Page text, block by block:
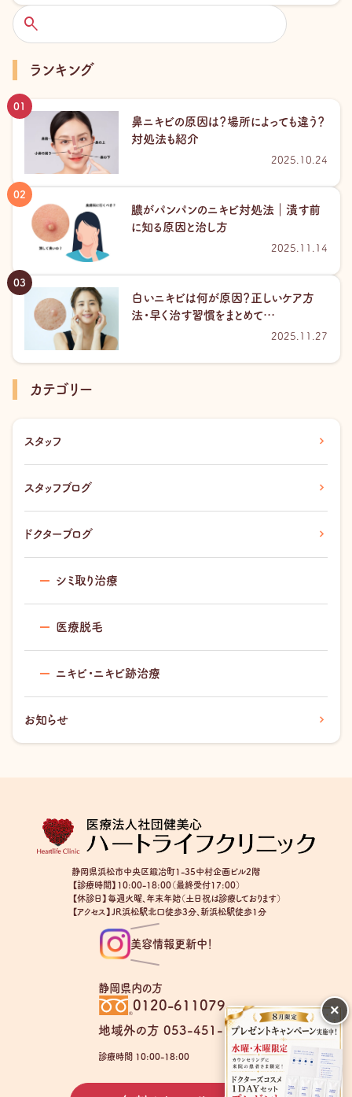
検
索
ランキング
鼻ニキビの原因は？場所によっても違う？
対処法も紹介
2025.10.24
膿がパンパンのニキビ対処法｜潰す前
に知る原因と治し方
2025.11.14
白いニキビは何が原因？正しいケア方
法・早く治す習慣をまとめて…
2025.11.27
カテゴリー
スタッフ
スタッフブログ
ドクターブログ
シミ取り治療
医療脱毛
ニキビ・ニキビ跡治療
お知らせ
静岡県浜松市中央区鍛冶町1-35中村企画ビル2階
【診療時間】10:00-18:00（最終受付17:00）
【休診日】毎週火曜、年末年始（土日祝は診療しております）
【アクセス】JR浜松駅北口徒歩3分、新浜松駅徒歩1分
美容情報更新中！
静岡県内の方
0120-611079
地域外の方 053-451-1403
診療時間 10:00-18:00
×